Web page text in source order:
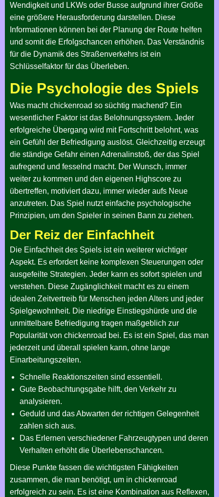
Wendigkeit und LKWs oder Busse aufgrund ihrer Größe
eine größere Herausforderung darstellen. Diese
Informationen können bei der Planung der Route helfen
und somit die Erfolgschancen erhöhen. Das Verständnis
für die Dynamik des Straßenverkehrs ist ein
Schlüsselfaktor für das Überleben.
Die Psychologie des Spiels
Was macht chickenroad so süchtig machend? Ein
wesentlicher Faktor ist das Belohnungssystem. Jeder
erfolgreiche Übergang wird mit Fortschritt belohnt, was
ein Gefühl der Befriedigung auslöst. Gleichzeitig erzeugt
die ständige Gefahr einen Adrenalinstoß, der das Spiel
aufregend und fesselnd macht. Der Wunsch, immer
weiter zu kommen und den eigenen Highscore zu
übertreffen, motiviert dazu, immer wieder aufs Neue
anzutreten. Das Spiel nutzt einfache psychologische
Prinzipien, um den Spieler in seinen Bann zu ziehen.
Der Reiz der Einfachheit
Die Einfachheit des Spiels ist ein weiterer wichtiger
Aspekt. Es erfordert keine komplexen Steuerungen oder
ausgefeilte Strategien. Jeder kann es sofort spielen und
verstehen. Diese Zugänglichkeit macht es zu einem
idealen Zeitvertreib für Menschen jeden Alters und jeder
Spielgewohnheit. Die niedrige Einstiegshürde und die
unmittelbare Befriedigung tragen maßgeblich zur
Popularität von chickenroad bei. Es ist ein Spiel, das man
jederzeit und überall spielen kann, ohne lange
Einarbeitungszeiten.
Schnelle Reaktionszeiten sind essentiell.
Gute Beobachtungsgabe hilft, den Verkehr zu
analysieren.
Geduld und das Abwarten der richtigen Gelegenheit
zahlen sich aus.
Das Erlernen verschiedener Fahrzeugtypen und deren
Verhalten erhöht die Überlebenschancen.
Diese Punkte fassen die wichtigsten Fähigkeiten
zusammen, die man benötigt, um in chickenroad
erfolgreich zu sein. Es ist eine Kombination aus Reflexen,